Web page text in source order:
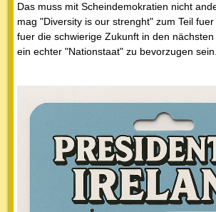
Das muss mit Scheindemokratien nicht
mag "Diversity is our strenght" zum Teil fuer
fuer die schwierige Zukunft in den
ein echter "Nationstaat" zu bevorzugen sein.